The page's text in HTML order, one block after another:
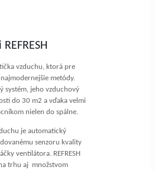
vzduchu, ktorá pre
metódy.
systém, jeho vzduchový
do 30 m2 a vďaka velmi
nielen do spálne.
je automatický
senzoru kvality
ventilátora. REFRESH
trhu aj množstvom